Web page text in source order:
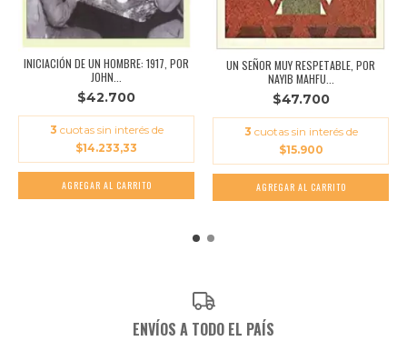
INICIACIÓN DE UN HOMBRE: 1917, POR
JOHN...
$42.700
3 cuotas sin interés de
$14.233,33
UN SEÑOR MUY RESPETABLE, POR
NAYIB MAHFU...
$47.700
3 cuotas sin interés de
$15.900
ENVÍOS A TODO EL PAÍS